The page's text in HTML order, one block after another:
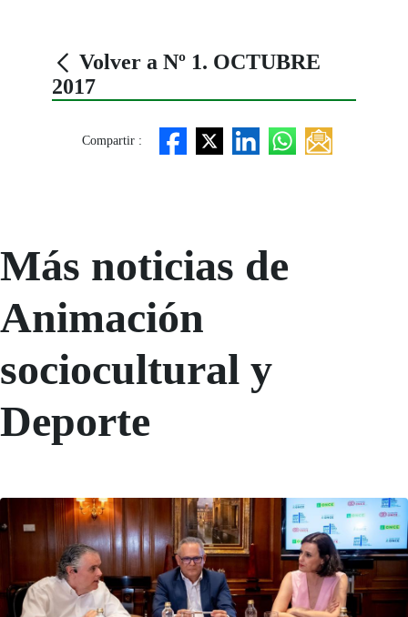
Volver a Nº 1. OCTUBRE
2017
Compartir :
Más noticias de
Animación
sociocultural y
Deporte